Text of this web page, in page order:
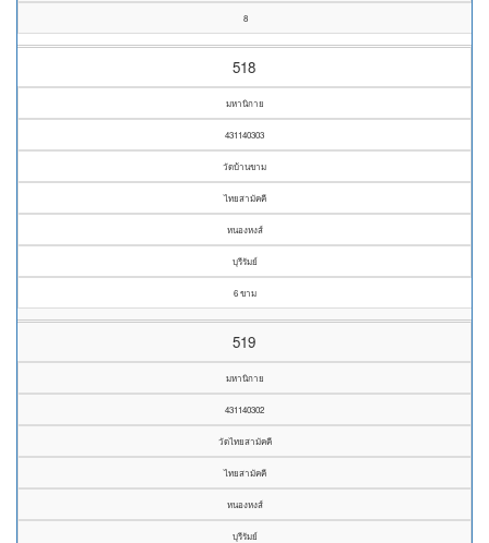
8
518
มหานิกาย
431140303
วัดบ้านขาม
ไทยสามัคคี
หนองหงส์
บุรีรัมย์
6 ขาม
519
มหานิกาย
431140302
วัดไทยสามัคคี
ไทยสามัคคี
หนองหงส์
บุรีรัมย์